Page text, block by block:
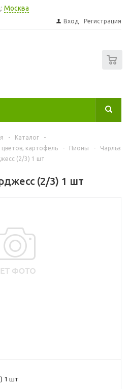
Москва
Вход Регистрация
- Каталог
-
картофель
- Пионы -
Чарльз
(2/3) 1 шт
(2/3) 1 шт
1 шт